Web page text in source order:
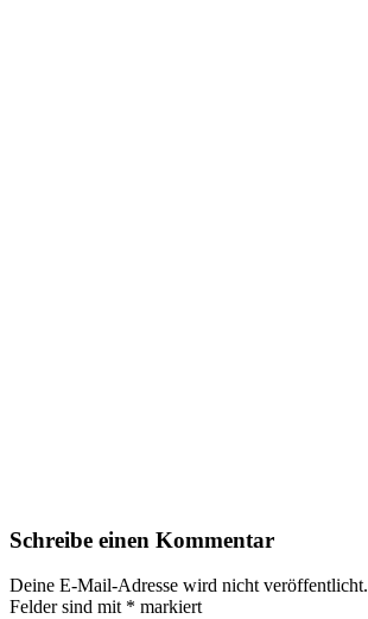
Schreibe einen Kommentar
Deine E-Mail-Adresse wird nicht veröffentlicht.
Felder sind mit * markiert